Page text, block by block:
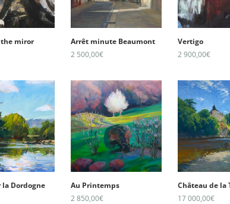
miror
Arrêt minute Beaumont
2 500,00€
Vertigo
2 900,00€
la Dordogne
Au Printemps
2 850,00€
Château de la
17 000,00€